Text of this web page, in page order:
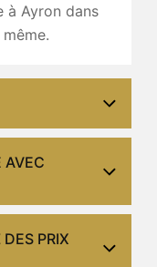
à Ayron dans
AVEC
PRIX